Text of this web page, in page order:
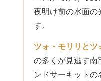
夜明け前の水面
す。
ツォ・モリリとツ
の多くが見逃す
ンドサーキット